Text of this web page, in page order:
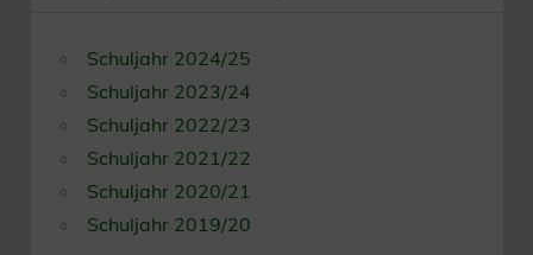
Schuljahr 2024/25
Schuljahr 2023/24
Schuljahr 2022/23
Schuljahr 2021/22
Schuljahr 2020/21
Schuljahr 2019/20